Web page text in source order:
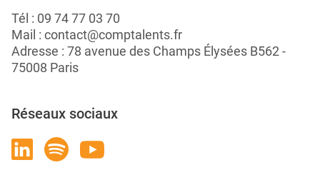
Tél : 09 74 77 03 70
Mail : contact@comptalents.fr
Adresse : 78 avenue des Champs Élysées B562 -
75008 Paris
Réseaux sociaux